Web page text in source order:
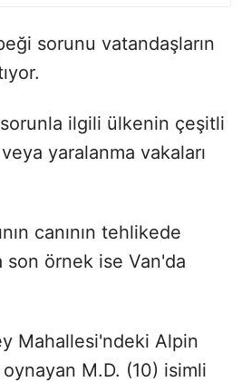
sorunu vatandaşların
ilgili ülkenin çeşitli
yaralanma vakaları
canının tehlikede
örnek ise Van'da
Mahallesi'ndeki Alpin
M.D. (10) isimli